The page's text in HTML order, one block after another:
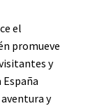
el
promueve
y
y